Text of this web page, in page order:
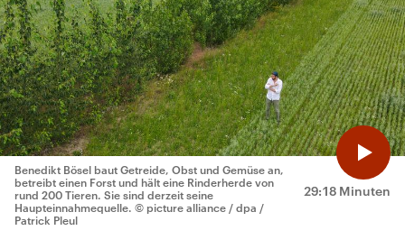
29:18 Minuten
Benedikt Bösel baut Getreide, Obst und Gemüse an,
betreibt einen Forst und hält eine Rinderherde von
rund 200 Tieren. Sie sind derzeit seine
Haupteinnahmequelle. © picture alliance / dpa /
Patrick Pleul